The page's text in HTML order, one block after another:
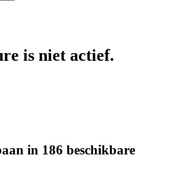
is niet actief.
in 186 beschikbare